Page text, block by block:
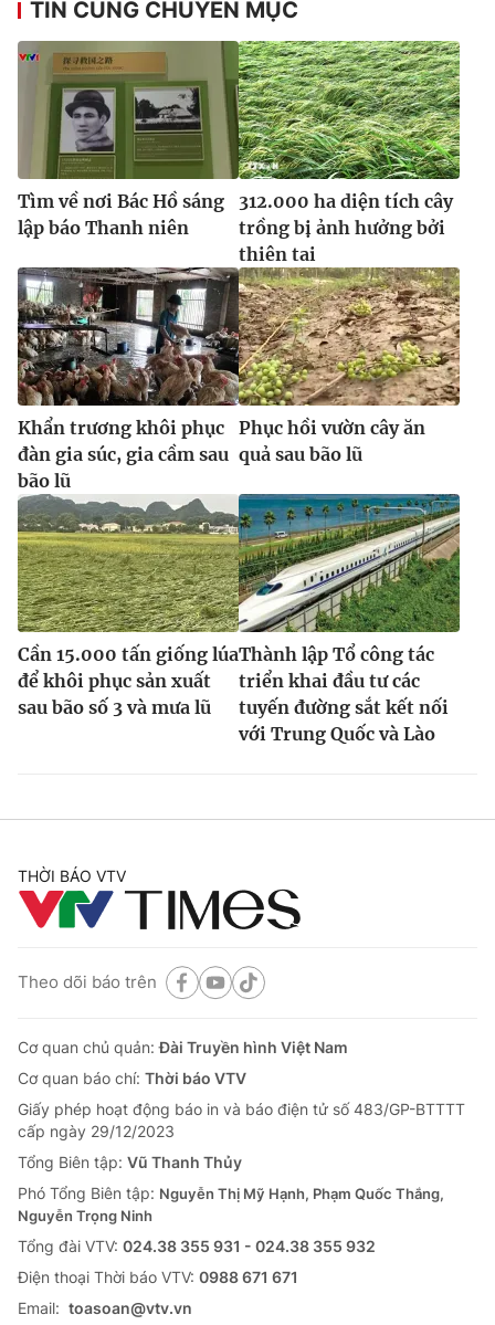
TIN CÙNG CHUYÊN MỤC
Tìm về nơi Bác Hồ sáng
lập báo Thanh niên
312.000 ha diện tích cây
trồng bị ảnh hưởng bởi
thiên tai
Khẩn trương khôi phục
đàn gia súc, gia cầm sau
bão lũ
Phục hồi vườn cây ăn
quả sau bão lũ
Cần 15.000 tấn giống lúa
để khôi phục sản xuất
sau bão số 3 và mưa lũ
Thành lập Tổ công tác
triển khai đầu tư các
tuyến đường sắt kết nối
với Trung Quốc và Lào
THỜI BÁO VTV
Theo dõi báo trên
Cơ quan chủ quản:Đài Truyền hình Việt Nam
Cơ quan báo chí: Thời báo VTV
Giấy phép hoạt động báo in và báo điện tử số 483/GP-BTTTT
cấp ngày 29/12/2023
Tổng Biên tập: Vũ Thanh Thủy
Phó Tổng Biên tập: Nguyễn Thị Mỹ Hạnh, Phạm Quốc Thắng,
Nguyễn Trọng Ninh
Tổng đài VTV: 024.38 355 931 - 024.38 355 932
Ðiện thoại Thời báo VTV: 0988 671 671
Email: toasoan@vtv.vn